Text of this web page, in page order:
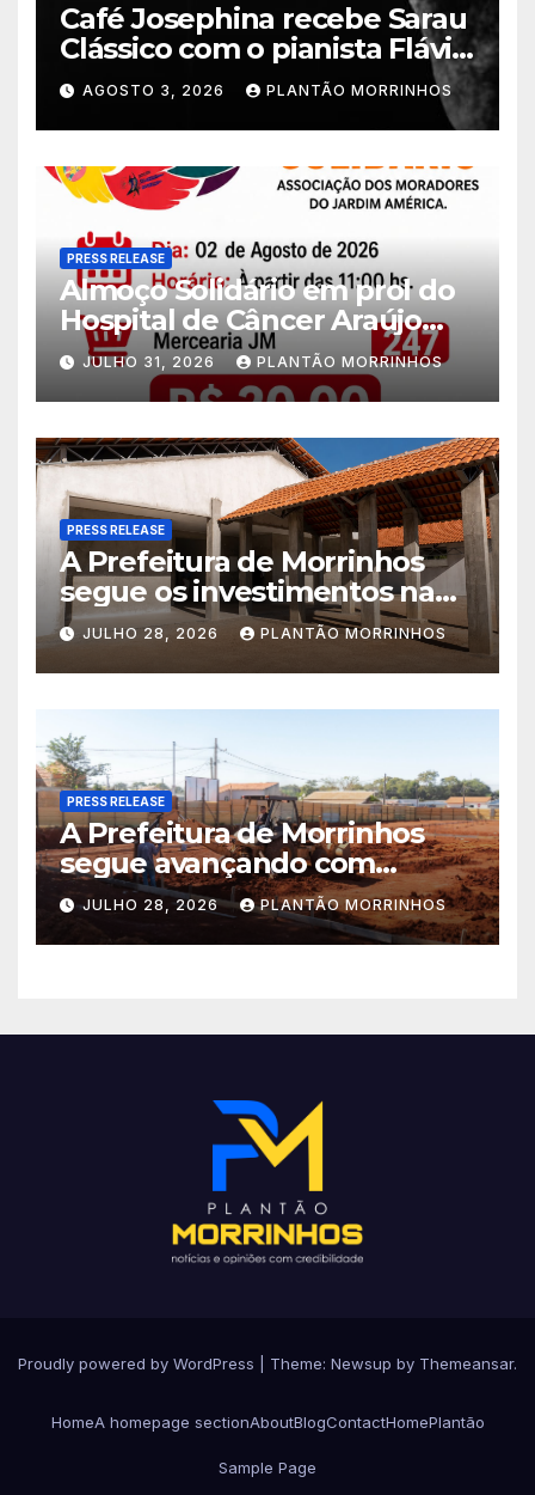
Café Josephina recebe Sarau
Clássico com o pianista Flávio
Varani nesta terça-feira
AGOSTO 3, 2026 PLANTÃO MORRINHOS
PRESS RELEASE
Almoço Solidário em prol do
Hospital de Câncer Araújo
Jorge é realizado no Jardim
América
JULHO 31, 2026 PLANTÃO MORRINHOS
PRESS RELEASE
A Prefeitura de Morrinhos
segue os investimentos na
educação. A obra da Escola
Municipal Eudóxio de
Figueiredo avança em ritmo
acelerado e já ganha forma.
JULHO 28, 2026 PLANTÃO MORRINHOS
PRESS RELEASE
A Prefeitura de Morrinhos
segue avançando com
importantes investimentos
no Setor Arca de Noé.
JULHO 28, 2026 PLANTÃO MORRINHOS
Proudly powered by WordPress Theme: Newsup by Themeansar.
HomeA homepage sectionAboutBlogContactHomePlantão
Sample Page